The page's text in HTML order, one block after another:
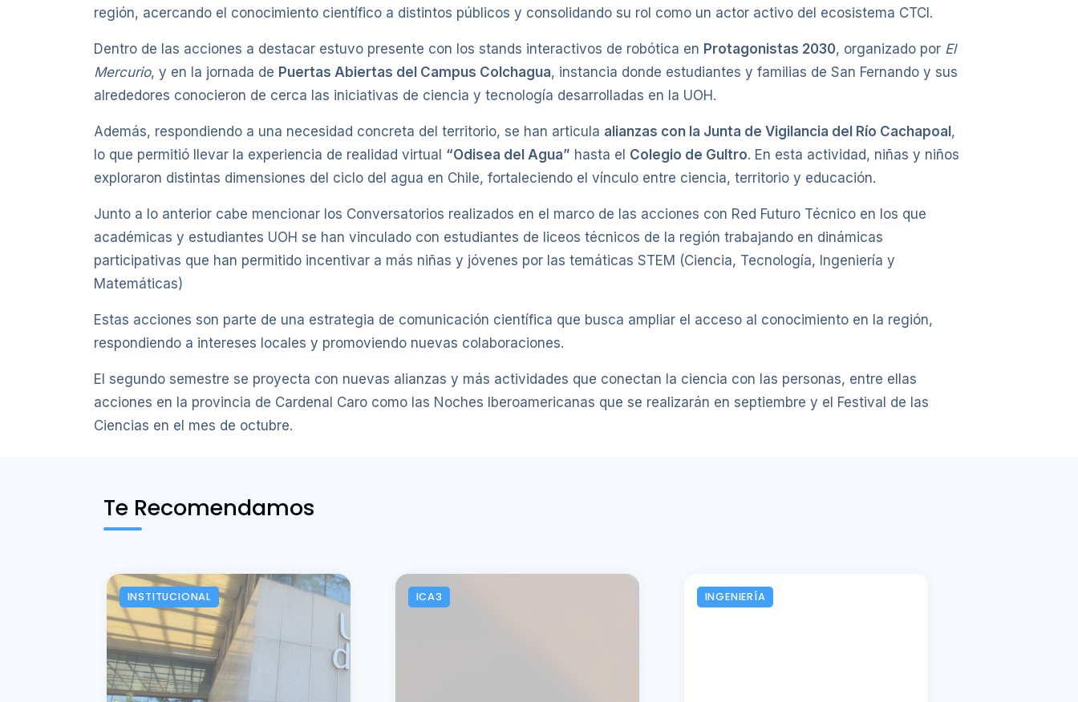
región, acercando el conocimiento científico a distintos públicos y consolidando su rol como un actor activo del ecosistema CTCI.
Dentro de las acciones a destacar estuvo presente con los stands interactivos de robótica en Protagonistas 2030, organizado por El
Mercurio, y en la jornada de Puertas Abiertas del Campus Colchagua, instancia donde estudiantes y familias de San Fernando y sus
alrededores conocieron de cerca las iniciativas de ciencia y tecnología desarrolladas en la UOH.
Además, respondiendo a una necesidad concreta del territorio, se han articula alianzas con la Junta de Vigilancia del Río Cachapoal,
lo que permitió llevar la experiencia de realidad virtual “Odisea del Agua” hasta el Colegio de Gultro. En esta actividad, niñas y niños
exploraron distintas dimensiones del ciclo del agua en Chile, fortaleciendo el vínculo entre ciencia, territorio y educación.
Junto a lo anterior cabe mencionar los Conversatorios realizados en el marco de las acciones con Red Futuro Técnico en los que
académicas y estudiantes UOH se han vinculado con estudiantes de liceos técnicos de la región trabajando en dinámicas
participativas que han permitido incentivar a más niñas y jóvenes por las temáticas STEM (Ciencia, Tecnología, Ingeniería y
Matemáticas)
Estas acciones son parte de una estrategia de comunicación científica que busca ampliar el acceso al conocimiento en la región,
respondiendo a intereses locales y promoviendo nuevas colaboraciones.
El segundo semestre se proyecta con nuevas alianzas y más actividades que conectan la ciencia con las personas, entre ellas
acciones en la provincia de Cardenal Caro como las Noches Iberoamericanas que se realizarán en septiembre y el Festival de las
Ciencias en el mes de octubre.
Te Recomendamos
INSTITUCIONAL ICA3 INGENIERÍA